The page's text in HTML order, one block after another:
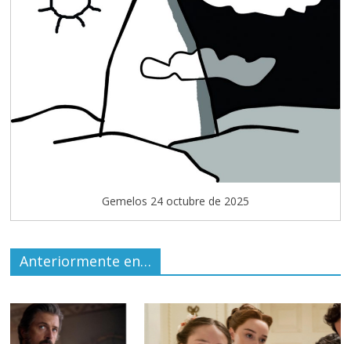
Gemelos 24 octubre de 2025
Anteriormente en…